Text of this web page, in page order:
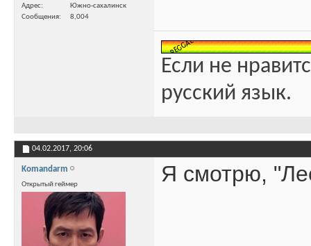
Адрес
Южно-сахалинск
Сообщения
8,004
Если не
русский язык.
04.02.2017, 20:06
Komandarm
Открытый геймер Я смотрю,